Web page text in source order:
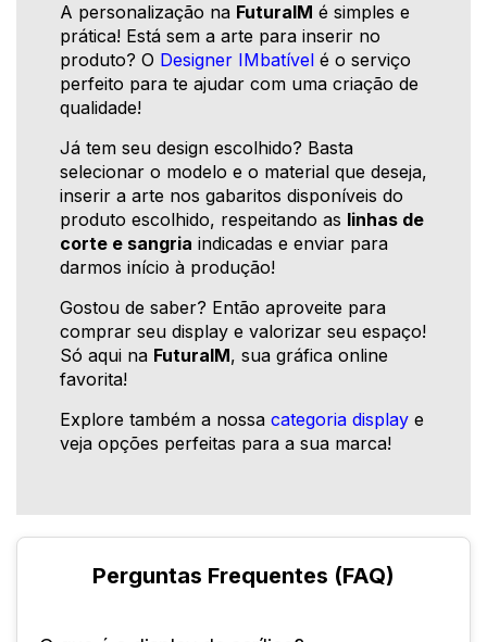
A personalização na FuturaIM é simples e
prática! Está sem a arte para inserir no
produto? O Designer IMbatível é o serviço
perfeito para te ajudar com uma criação de
qualidade!
Já tem seu design escolhido? Basta
selecionar o modelo e o material que deseja,
inserir a arte nos gabaritos disponíveis do
produto escolhido, respeitando as linhas de
corte e sangria indicadas e enviar para
darmos início à produção!
Gostou de saber? Então aproveite para
comprar seu display e valorizar seu espaço!
Só aqui na FuturaIM, sua gráfica online
favorita!
Explore também a nossa categoria display e
veja opções perfeitas para a sua marca!
Perguntas Frequentes (FAQ)